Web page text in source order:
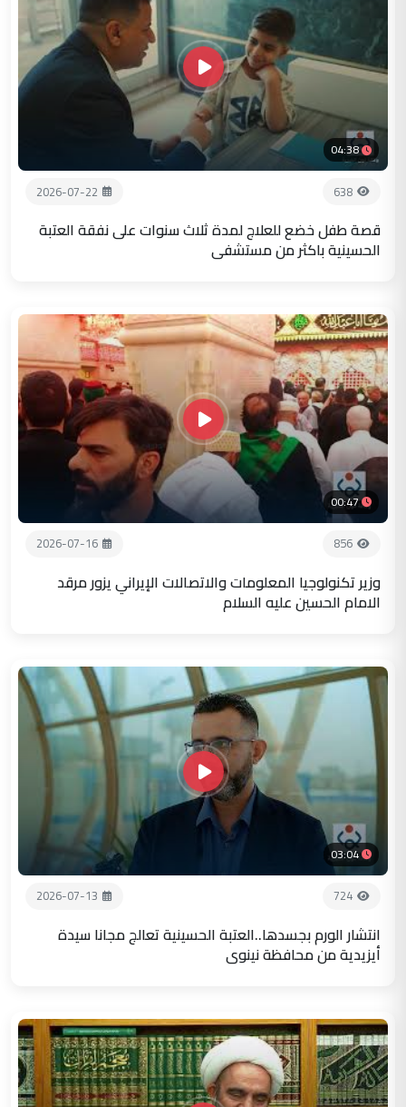
04:38
638
2026-07-22
قصة طفل خضع للعلاج لمدة ثلاث سنوات على نفقة العتبة
الحسينية باكثر من مستشفى
00:47
856
2026-07-16
وزير تكنولوجيا المعلومات والاتصالات الإيراني يزور مرقد
الامام الحسين عليه السلام
03:04
724
2026-07-13
انتشار الورم بجسدها..العتبة الحسينية تعالج مجانا سيدة
أيزيدية من محافظة نينوى